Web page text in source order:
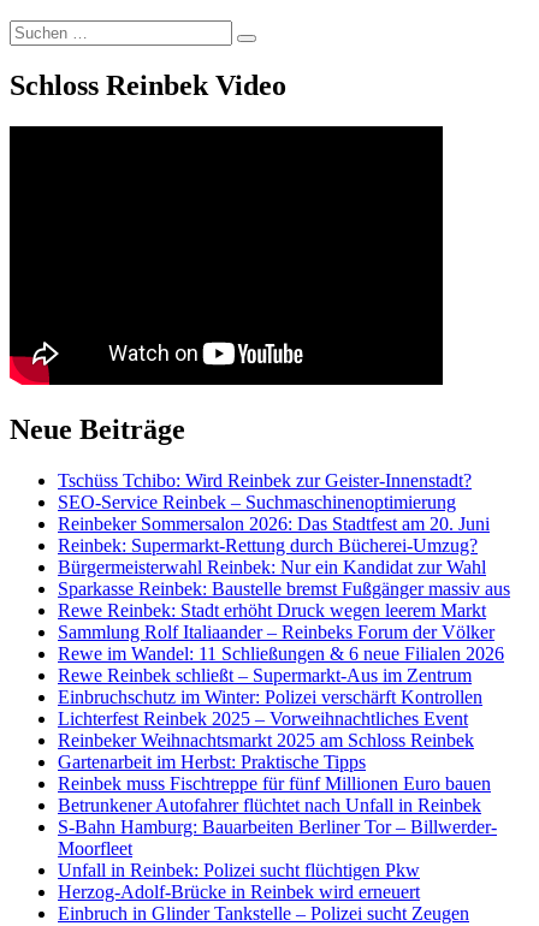
Suchen
nach:
Suchen
Schloss Reinbek Video
Neue Beiträge
Tschüss Tchibo: Wird Reinbek zur Geister-Innenstadt?
SEO-Service Reinbek – Suchmaschinenoptimierung
Reinbeker Sommersalon 2026: Das Stadtfest am 20. Juni
Reinbek: Supermarkt-Rettung durch Bücherei-Umzug?
Bürgermeisterwahl Reinbek: Nur ein Kandidat zur Wahl
Sparkasse Reinbek: Baustelle bremst Fußgänger massiv aus
Rewe Reinbek: Stadt erhöht Druck wegen leerem Markt
Sammlung Rolf Italiaander – Reinbeks Forum der Völker
Rewe im Wandel: 11 Schließungen & 6 neue Filialen 2026
Rewe Reinbek schließt – Supermarkt-Aus im Zentrum
Einbruchschutz im Winter: Polizei verschärft Kontrollen
Lichterfest Reinbek 2025 – Vorweihnachtliches Event
Reinbeker Weihnachtsmarkt 2025 am Schloss Reinbek
Gartenarbeit im Herbst: Praktische Tipps
Reinbek muss Fischtreppe für fünf Millionen Euro bauen
Betrunkener Autofahrer flüchtet nach Unfall in Reinbek
S-Bahn Hamburg: Bauarbeiten Berliner Tor – Billwerder-
Moorfleet
Unfall in Reinbek: Polizei sucht flüchtigen Pkw
Herzog-Adolf-Brücke in Reinbek wird erneuert
Einbruch in Glinder Tankstelle – Polizei sucht Zeugen